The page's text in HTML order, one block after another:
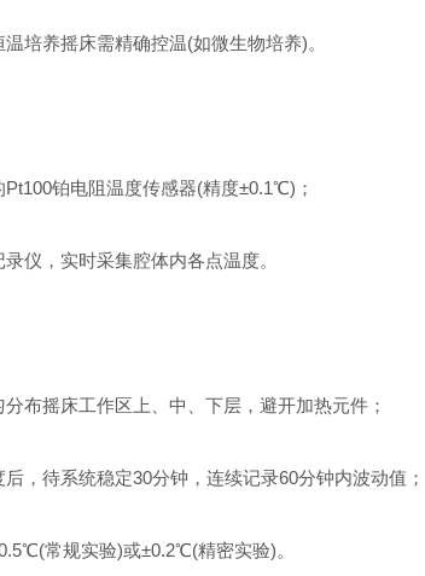
养摇床需精确控温(如微生物培养)。
铂电阻温度传感器(精度±0.1℃)；
，实时采集腔体内各点温度。
摇床工作区上、中、下层，避开加热元件；
待系统稳定30分钟，连续记录60分钟内波动值；
常规实验)或±0.2℃(精密实验)。